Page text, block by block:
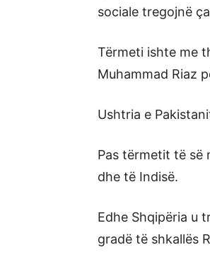
sociale tregojnë
Tërmeti ishte me
Muhammad Riaz
Ushtria e
Pas tërmetit të së
dhe të Indisë.
Edhe Shqipëria u
gradë të shkallës